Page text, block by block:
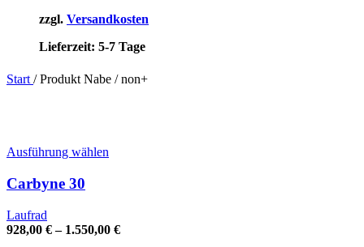
zzgl. Versandkosten
Lieferzeit: 5-7 Tage
Start / Produkt Nabe / non+
Ausführung wählen
auf.
Die
Carbyne 30
Laufrad
928,00 €– 1.550,00 €